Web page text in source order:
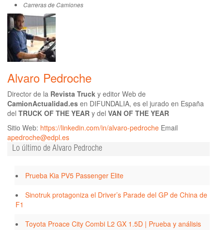
Carreras de Camiones
Alvaro Pedroche
Director de la Revista Truck y editor Web de
CamionActualidad.es en DIFUNDALIA, es el jurado en España
del TRUCK OF THE YEAR y del VAN OF THE YEAR
Sitio Web: https://linkedin.com/in/alvaro-pedroche Email
apedroche@edpl.es
Lo último de Alvaro Pedroche
Prueba Kia PV5 Passenger Elite
Sinotruk protagoniza el Driver’s Parade del GP de China de
F1
Toyota Proace City Combi L2 GX 1.5D | Prueba y análisis